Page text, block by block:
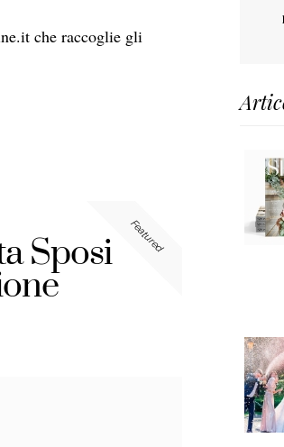
che raccoglie gli
Featured
Sposi